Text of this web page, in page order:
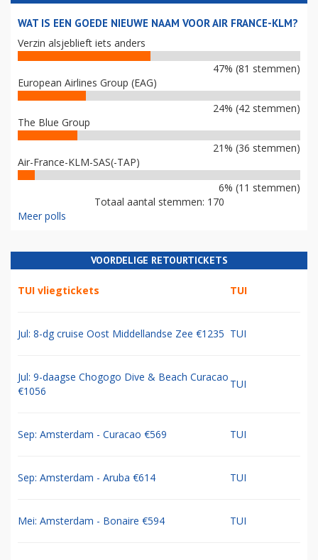
WAT IS EEN GOEDE NIEUWE NAAM VOOR AIR FRANCE-KLM?
Verzin alsjeblieft iets anders
47% (81 stemmen)
European Airlines Group (EAG)
24% (42 stemmen)
The Blue Group
21% (36 stemmen)
Air-France-KLM-SAS(-TAP)
6% (11 stemmen)
Totaal aantal stemmen: 170
Meer polls
VOORDELIGE RETOURTICKETS
TUI vliegtickets TUI
Jul: 8-dg cruise Oost Middellandse Zee €1235 TUI
Jul: 9-daagse Chogogo Dive & Beach Curacao
€1056
TUI
Sep: Amsterdam - Curacao €569 TUI
Sep: Amsterdam - Aruba €614 TUI
Mei: Amsterdam - Bonaire €594 TUI